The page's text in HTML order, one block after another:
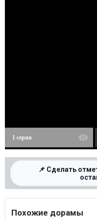
1 серия
📌 Сделать
Похожие дорамы